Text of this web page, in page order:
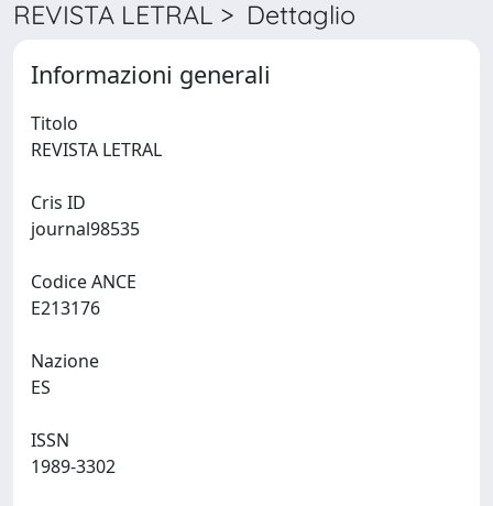
REVISTA LETRAL > Dettaglio
Informazioni generali
Titolo
Cris ID
Codice ANCE
Nazione
ISSN